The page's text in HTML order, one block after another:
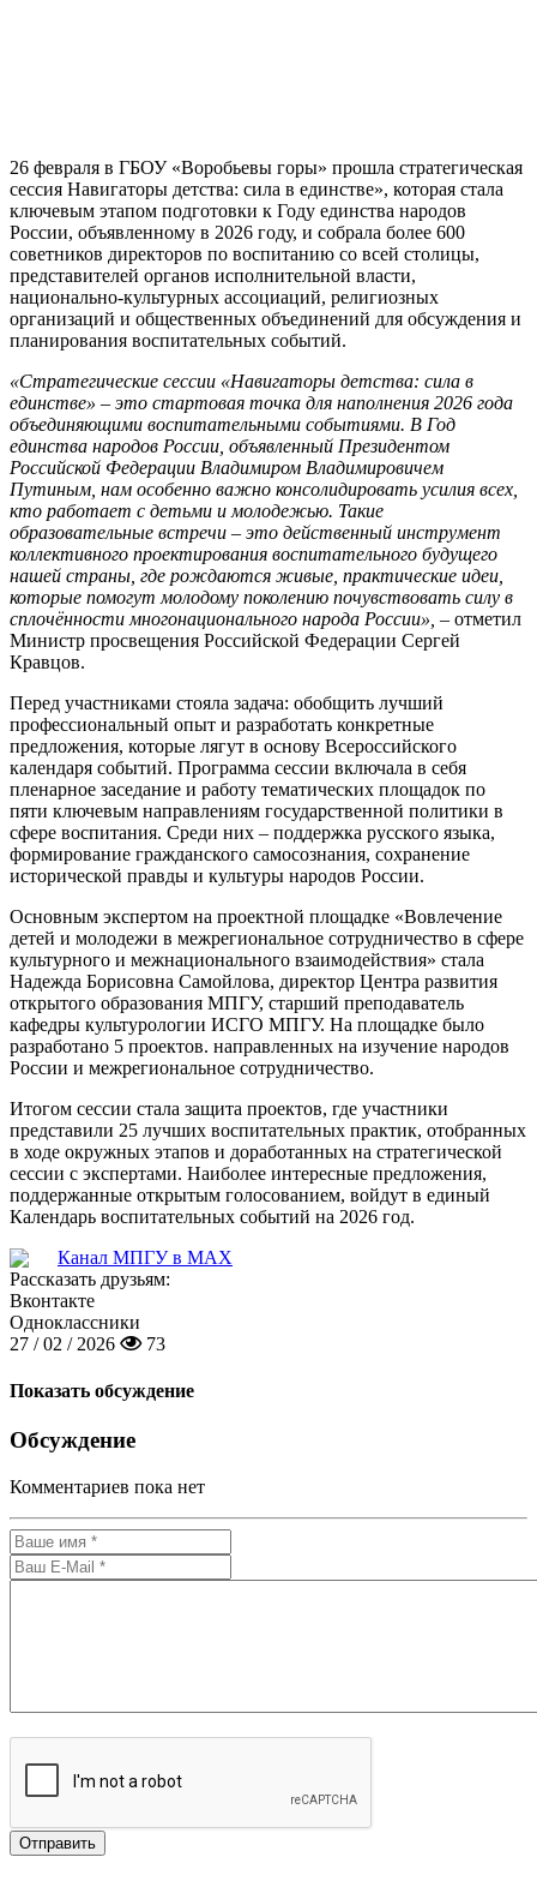
26 февраля в ГБОУ «Воробьевы горы» прошла стратегическая
сессия Навигаторы детства: сила в единстве», которая стала
ключевым этапом подготовки к Году единства народов
России, объявленному в 2026 году, и собрала более 600
советников директоров по воспитанию со всей столицы,
представителей органов исполнительной власти,
национально-культурных ассоциаций, религиозных
организаций и общественных объединений для обсуждения и
планирования воспитательных событий.
«Стратегические сессии «Навигаторы детства: сила в
единстве» – это стартовая точка для наполнения 2026 года
объединяющими воспитательными событиями. В Год
единства народов России, объявленный Президентом
Российской Федерации Владимиром Владимировичем
Путиным, нам особенно важно консолидировать усилия всех,
кто работает с детьми и молодежью. Такие
образовательные встречи – это действенный инструмент
коллективного проектирования воспитательного будущего
нашей страны, где рождаются живые, практические идеи,
которые помогут молодому поколению почувствовать силу в
сплочённости многонационального народа России», – отметил
Министр просвещения Российской Федерации Сергей
Кравцов.
Перед участниками стояла задача: обобщить лучший
профессиональный опыт и разработать конкретные
предложения, которые лягут в основу Всероссийского
календаря событий. Программа сессии включала в себя
пленарное заседание и работу тематических площадок по
пяти ключевым направлениям государственной политики в
сфере воспитания. Среди них – поддержка русского языка,
формирование гражданского самосознания, сохранение
исторической правды и культуры народов России.
Основным экспертом на проектной площадке «Вовлечение
детей и молодежи в межрегиональное сотрудничество в сфере
культурного и межнационального взаимодействия» стала
Надежда Борисовна Самойлова, директор Центра развития
открытого образования МПГУ, старший преподаватель
кафедры культурологии ИСГО МПГУ. На площадке было
разработано 5 проектов. направленных на изучение народов
России и межрегиональное сотрудничество.
Итогом сессии стала защита проектов, где участники
представили 25 лучших воспитательных практик, отобранных
в ходе окружных этапов и доработанных на стратегической
сессии с экспертами. Наиболее интересные предложения,
поддержанные открытым голосованием, войдут в единый
Календарь воспитательных событий на 2026 год.
Канал МПГУ в MAX
Рассказать друзьям:
Вконтакте
Одноклассники
27 / 02 / 2026
73
Показать обсуждение
Обсуждение
Комментариев пока нет